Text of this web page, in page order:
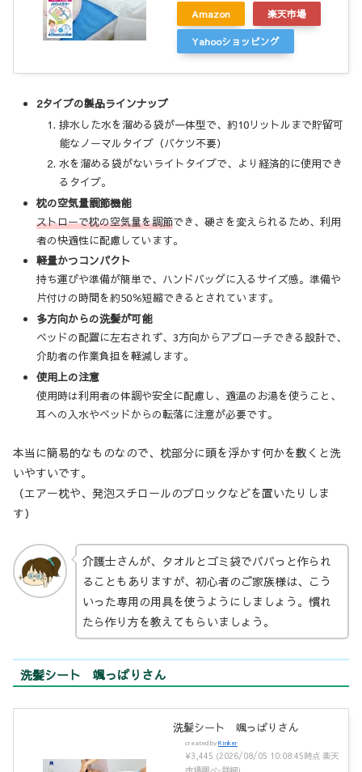
Amazon 楽天市場
Yahooショッピング
2タイプの製品ラインナップ
排水した水を溜める袋が一体型で、約10リットルまで貯留可
能なノーマルタイプ（バケツ不要）
水を溜める袋がないライトタイプで、より経済的に使用でき
るタイプ。
枕の空気量調節機能
ストローで枕の空気量を調節でき、硬さを変えられるため、利用
者の快適性に配慮しています。
軽量かつコンパクト
持ち運びや準備が簡単で、ハンドバッグに入るサイズ感。準備や
片付けの時間を約50％短縮できるとされています。
多方向からの洗髪が可能
ベッドの配置に左右されず、3方向からアプローチできる設計で、
介助者の作業負担を軽減します。
使用上の注意
使用時は利用者の体調や安全に配慮し、適温のお湯を使うこと、
耳への入水やベッドからの転落に注意が必要です。
本当に簡易的なものなので、枕部分に頭を浮かす何かを敷くと洗
いやすいです。
（エアー枕や、発泡スチロールのブロックなどを置いたりしま
す）
介護士さんが、タオルとゴミ袋でパパっと作られ
ることもありますが、初心者のご家族様は、こう
いった専用の用具を使うようにしましょう。慣れ
たら作り方を教えてもらいましょう。
洗髪シート 颯っぱりさん
洗髪シート 颯っぱりさん
created byRinker
¥3,445 (2026/08/05 10:08:45時点 楽天